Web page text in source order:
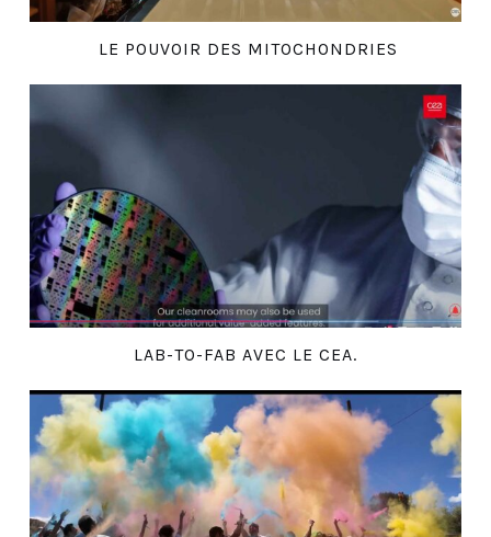
LE POUVOIR DES MITOCHONDRIES
LAB-TO-FAB AVEC LE CEA.